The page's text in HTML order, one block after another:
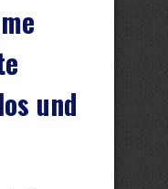
und